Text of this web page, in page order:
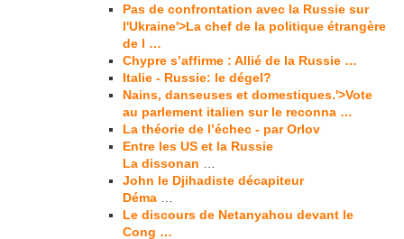
Pas de confrontation avec la Russie sur
l'Ukraine'>La chef de la politique étrangère
de l …
Chypre s’affirme : Allié de la Russie …
Italie - Russie: le dégel?
Nains, danseuses et domestiques.'>Vote
au parlement italien sur le reconna …
La théorie de l’échec - par Orlov
Entre les US et la Russie
La dissonan
John le Djihadiste décapiteur
Déma
Le discours de Netanyahou devant le
Cong …